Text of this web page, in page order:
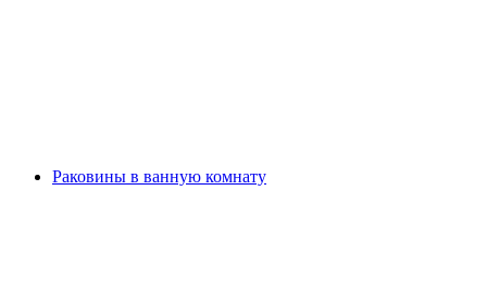
Раковины в ванную комнату